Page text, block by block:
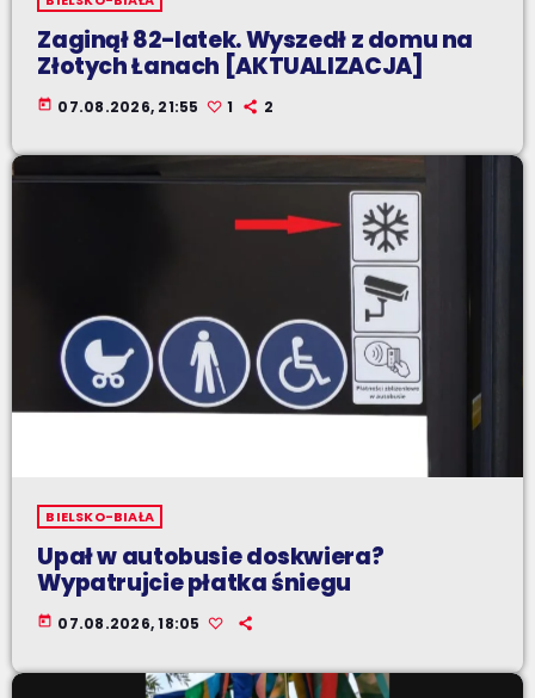
Zaginął 82-latek. Wyszedł z domu na
Złotych Łanach [AKTUALIZACJA]
today 07.08.2026, 21:55 1 2
BIELSKO-BIAŁA
Upał w autobusie doskwiera?
Wypatrujcie płatka śniegu
today 07.08.2026, 18:05